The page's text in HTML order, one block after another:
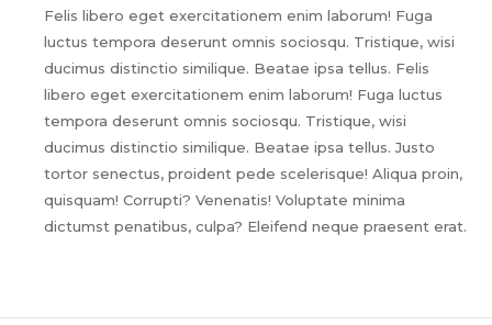
Felis libero eget exercitationem enim laborum! Fuga
luctus tempora deserunt omnis sociosqu. Tristique, wisi
ducimus distinctio similique. Beatae ipsa tellus. Felis
libero eget exercitationem enim laborum! Fuga luctus
tempora deserunt omnis sociosqu. Tristique, wisi
ducimus distinctio similique. Beatae ipsa tellus. Justo
tortor senectus, proident pede scelerisque! Aliqua proin,
quisquam! Corrupti? Venenatis! Voluptate minima
dictumst penatibus, culpa? Eleifend neque praesent erat.